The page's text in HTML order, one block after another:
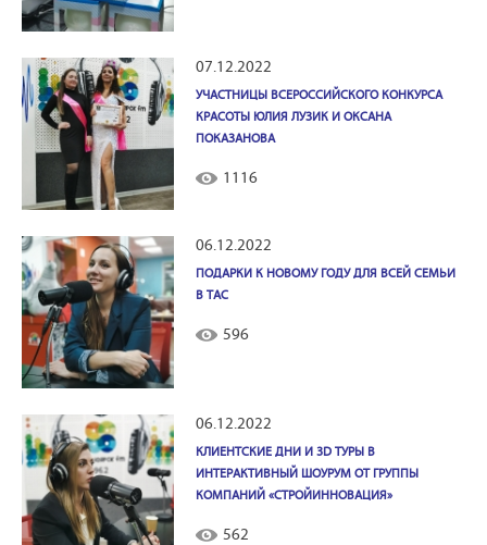
07.12.2022
УЧАСТНИЦЫ ВСЕРОССИЙСКОГО КОНКУРСА
КРАСОТЫ ЮЛИЯ ЛУЗИК И ОКСАНА
ПОКАЗАНОВА
1116
06.12.2022
ПОДАРКИ К НОВОМУ ГОДУ ДЛЯ ВСЕЙ СЕМЬИ
В ТАС
596
06.12.2022
КЛИЕНТСКИЕ ДНИ И 3D ТУРЫ В
ИНТЕРАКТИВНЫЙ ШОУРУМ ОТ ГРУППЫ
КОМПАНИЙ «СТРОЙИННОВАЦИЯ»
562